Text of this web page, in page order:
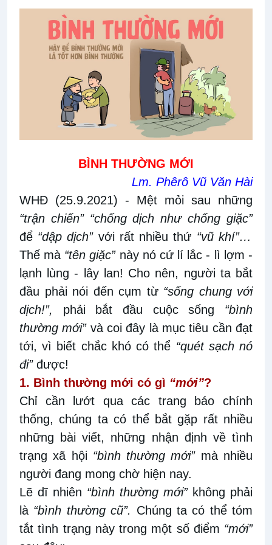
BÌNH THƯỜNG MỚI
Lm. Phêrô Vũ Văn Hài
WHĐ (25.9.2021) - Mệt mỏi sau những
“trận chiến” “chống dịch như chống giặc”
để “dập dịch”với rất nhiều thứ “vũ khí”…
Thế mà “tên giặc”này nó cứ lí lắc - lì lợm -
lạnh lùng - lây lan! Cho nên, người ta bắt
đầu phải nói đến cụm từ “sống chung với
dịch!”, phải bắt đầu cuộc sống “bình
thường mới”và coi đây là mục tiêu cần đạt
tới, vì biết chắc khó có thể “quét sạch nó
đi”được!
1. Bình thường mới có gì “mới”?
Chỉ cần lướt qua các trang báo chính
thống, chúng ta có thể bắt gặp rất nhiều
những bài viết, những nhận định về tình
trạng xã hội “bình thường mới”mà nhiều
người đang mong chờ hiện nay.
Lẽ dĩ nhiên “bình thường mới”không phải
là “bình thường cũ”. Chúng ta có thể tóm
tắt tình trạng này trong một số điểm “mới”